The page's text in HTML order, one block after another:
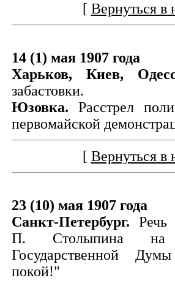
[ Вернуться в
14 (1) мая 1907 года
Харьков, Киев,
забастовки.
Юзовка. Расстрел
первомайской
[ Вернуться в
23 (10) мая 1907 года
Санкт-Петербург. Речь
П. Столыпина на
Государственной
покой!"